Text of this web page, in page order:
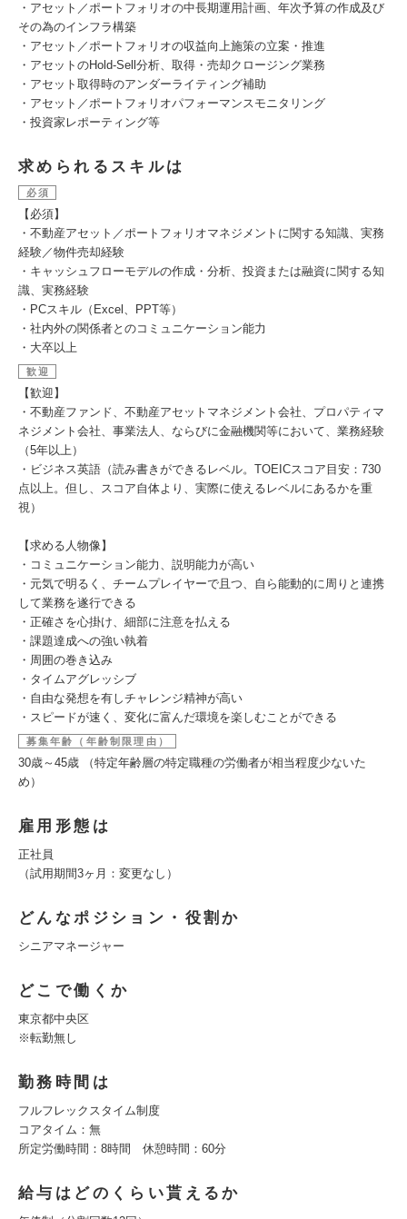
・アセット／ポートフォリオの中長期運用計画、年次予算の作成及び
その為のインフラ構築
・アセット／ポートフォリオの収益向上施策の立案・推進
・アセットのHold-Sell分析、取得・売却クロージング業務
・アセット取得時のアンダーライティング補助
・アセット／ポートフォリオパフォーマンスモニタリング
・投資家レポーティング等
求められるスキルは
必須
【必須】
・不動産アセット／ポートフォリオマネジメントに関する知識、実務
経験／物件売却経験
・キャッシュフローモデルの作成・分析、投資または融資に関する知
識、実務経験
・PCスキル（Excel、PPT等）
・社内外の関係者とのコミュニケーション能力
・大卒以上
歓迎
【歓迎】
・不動産ファンド、不動産アセットマネジメント会社、プロパティマ
ネジメント会社、事業法人、ならびに金融機関等において、業務経験
（5年以上）
・ビジネス英語（読み書きができるレベル。TOEICスコア目安：730
点以上。但し、スコア自体より、実際に使えるレベルにあるかを重
視）
【求める人物像】
・コミュニケーション能力、説明能力が高い
・元気で明るく、チームプレイヤーで且つ、自ら能動的に周りと連携
して業務を遂行できる
・正確さを心掛け、細部に注意を払える
・課題達成への強い執着
・周囲の巻き込み
・タイムアグレッシブ
・自由な発想を有しチャレンジ精神が高い
・スピードが速く、変化に富んだ環境を楽しむことができる
募集年齢（年齢制限理由）
30歳～45歳 （特定年齢層の特定職種の労働者が相当程度少ないた
め）
雇用形態は
正社員
（試用期間3ヶ月：変更なし）
どんなポジション・役割か
シニアマネージャー
どこで働くか
東京都中央区
※転勤無し
勤務時間は
フルフレックスタイム制度
コアタイム：無
所定労働時間：8時間 休憩時間：60分
給与はどのくらい貰えるか